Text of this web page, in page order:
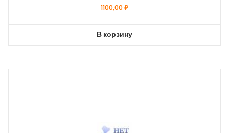
1100,00₽
В корзину